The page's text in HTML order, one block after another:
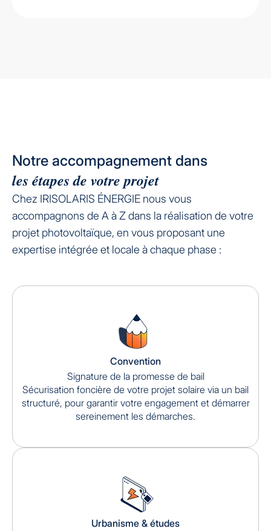
Notre accompagnement dans
les étapes de votre projet
Chez IRISOLARIS ÉNERGIE nous vous
accompagnons de A à Z dans la réalisation de votre
projet photovoltaïque, en vous proposant une
expertise intégrée et locale à chaque phase :
Convention
Signature de la promesse de bail
Sécurisation foncière de votre projet solaire via un bail
structuré, pour garantir votre engagement et démarrer
sereinement les démarches.
Urbanisme & études